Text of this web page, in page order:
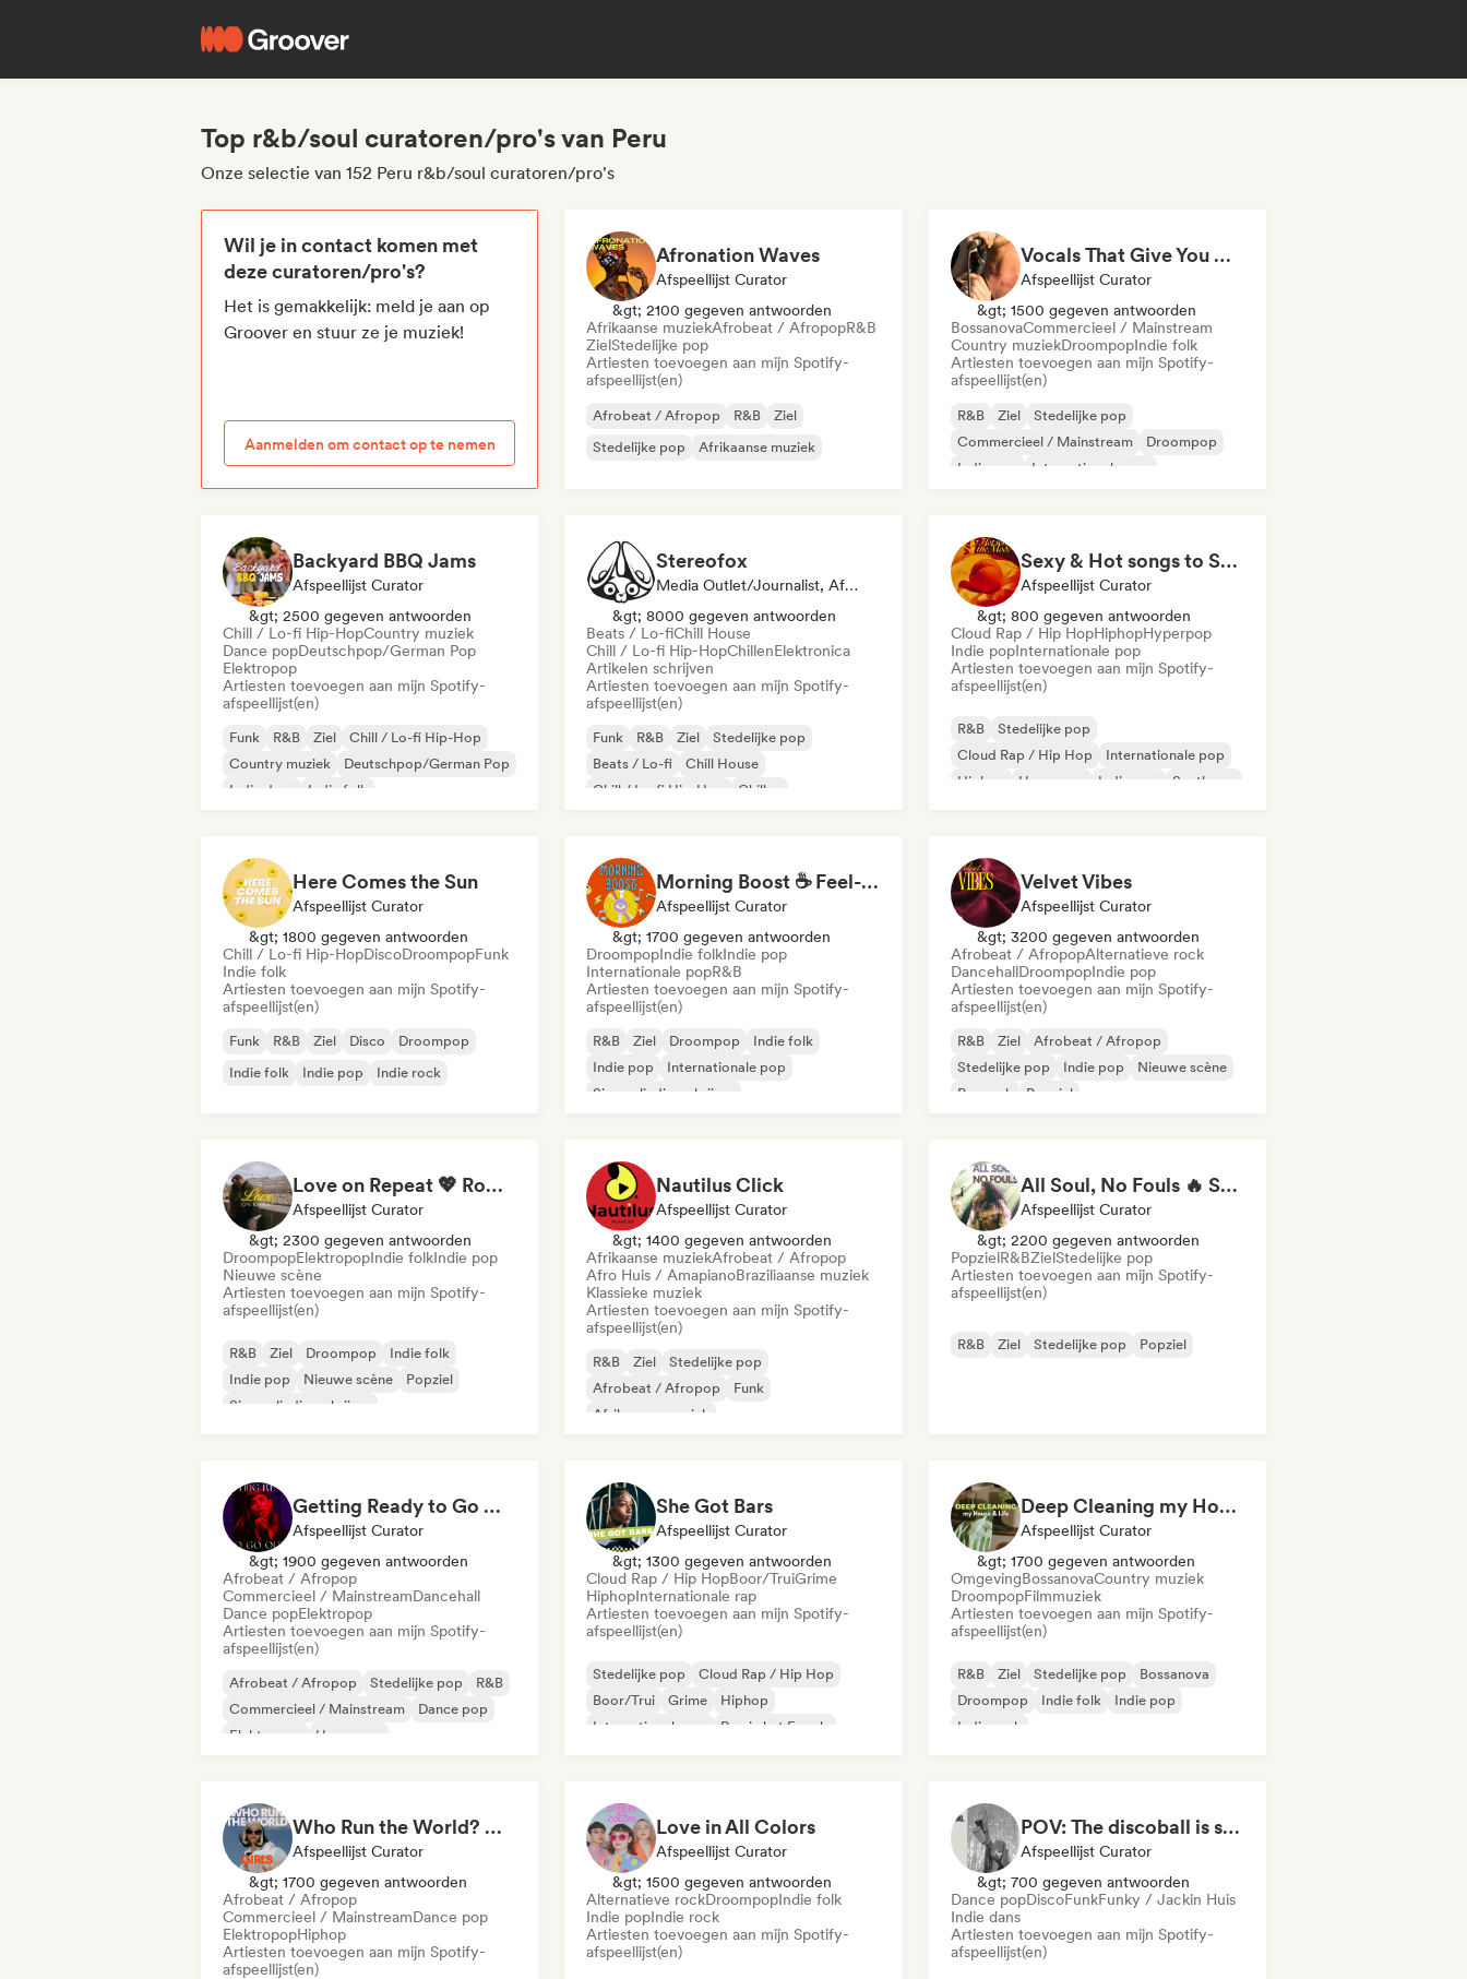
Top r&b/soul curatoren/pro's van Peru
Onze selectie van 152 Peru r&b/soul curatoren/pro's
Wil je in contact komen met
deze curatoren/pro's?
Het is gemakkelijk: meld je aan op
Groover en stuur ze je muziek!
Aanmelden om contact op te nemen
Afronation Waves
Afspeellijst Curator
&gt; 2100 gegeven antwoorden
Afrikaanse muziekAfrobeat / AfropopR&B
ZielStedelijke pop
Artiesten toevoegen aan mijn Spotify-
afspeellijst(en)
Afrobeat / Afropop R&B
Ziel
Stedelijke pop
Afrikaanse muziek
Vocals That Give You Chills
Afspeellijst Curator
&gt; 1500 gegeven antwoorden
BossanovaCommercieel / Mainstream
Country muziekDroompopIndie folk
Artiesten toevoegen aan mijn Spotify-
afspeellijst(en)
R&B Ziel
Stedelijke pop
Commercieel / Mainstream
Droompop
Indie pop
Internationale pop
Backyard BBQ Jams
Afspeellijst Curator
&gt; 2500 gegeven antwoorden
Chill / Lo-fi Hip-HopCountry muziek
Dance popDeutschpop/German Pop
Elektropop
Artiesten toevoegen aan mijn Spotify-
afspeellijst(en)
Funk R&B Ziel
Chill / Lo-fi Hip-Hop
Country muziek
Deutschpop/German Pop
Indie dans
Indie folk
Stereofox
Media Outlet/Journalist, Afspeellijst Curator
&gt; 8000 gegeven antwoorden
Beats / Lo-fiChill House
Chill / Lo-fi Hip-HopChillenElektronica
Artikelen schrijven
Artiesten toevoegen aan mijn Spotify-
afspeellijst(en)
Funk R&B Ziel
Stedelijke pop
Beats / Lo-fi
Chill House
Chill / Lo-fi Hip-Hop
Chillen
Sexy & Hot songs to Set the Mood 🥀 🥵
Afspeellijst Curator
&gt; 800 gegeven antwoorden
Cloud Rap / Hip HopHiphopHyperpop
Indie popInternationale pop
Artiesten toevoegen aan mijn Spotify-
afspeellijst(en)
R&B
Stedelijke pop
Cloud Rap / Hip Hop
Internationale pop
Hiphop
Hyperpop Indie pop Synthpop
Here Comes the Sun
Afspeellijst Curator
&gt; 1800 gegeven antwoorden
Chill / Lo-fi Hip-HopDiscoDroompopFunk
Indie folk
Artiesten toevoegen aan mijn Spotify-
afspeellijst(en)
Funk R&B Ziel Disco
Droompop
Indie folk
Indie pop Indie rock
Morning Boost ☕ Feel-Good Funk, Soul & Neo-Soul to Wake Up
Afspeellijst Curator
&gt; 1700 gegeven antwoorden
DroompopIndie folkIndie pop
Internationale popR&B
Artiesten toevoegen aan mijn Spotify-
afspeellijst(en)
R&B Ziel Droompop
Indie folk
Indie pop
Internationale pop
Singer-liedjesschrijver
Velvet Vibes
Afspeellijst Curator
&gt; 3200 gegeven antwoorden
Afrobeat / AfropopAlternatieve rock
DancehallDroompopIndie pop
Artiesten toevoegen aan mijn Spotify-
afspeellijst(en)
R&B Ziel
Afrobeat / Afropop
Stedelijke pop
Indie pop
Nieuwe scène
Poprock
Popziel
Love on Repeat 💖 Romantic Indie Pop, Neo Soul & Singer-Songwriter
Afspeellijst Curator
&gt; 2300 gegeven antwoorden
DroompopElektropopIndie folkIndie pop
Nieuwe scène
Artiesten toevoegen aan mijn Spotify-
afspeellijst(en)
R&B Ziel Droompop
Indie folk
Indie pop
Nieuwe scène
Popziel
Singer-liedjesschrijver
Nautilus Click
Afspeellijst Curator
&gt; 1400 gegeven antwoorden
Afrikaanse muziekAfrobeat / Afropop
Afro Huis / AmapianoBraziliaanse muziek
Klassieke muziek
Artiesten toevoegen aan mijn Spotify-
afspeellijst(en)
R&B Ziel
Stedelijke pop
Afrobeat / Afropop
Funk
Afrikaanse muziek
All Soul, No Fouls 🔥 Smooth Contemporary R&B & Neo Soul
Afspeellijst Curator
&gt; 2200 gegeven antwoorden
PopzielR&BZielStedelijke pop
Artiesten toevoegen aan mijn Spotify-
afspeellijst(en)
R&B Ziel Stedelijke pop Popziel
Getting Ready to Go Out 🍒💋
Afspeellijst Curator
&gt; 1900 gegeven antwoorden
Afrobeat / Afropop
Commercieel / MainstreamDancehall
Dance popElektropop
Artiesten toevoegen aan mijn Spotify-
afspeellijst(en)
Afrobeat / Afropop Stedelijke pop
R&B
Commercieel / Mainstream
Dance pop
Elektropop
Hyperpop
She Got Bars
Afspeellijst Curator
&gt; 1300 gegeven antwoorden
Cloud Rap / Hip HopBoor/TruiGrime
HiphopInternationale rap
Artiesten toevoegen aan mijn Spotify-
afspeellijst(en)
Stedelijke pop
Cloud Rap / Hip Hop
Boor/Trui
Grime
Hiphop
Internationale rap
Rap in het Engels
Deep Cleaning my House and Life 🫧 Bedroom Pop & Indie Pop
Afspeellijst Curator
&gt; 1700 gegeven antwoorden
OmgevingBossanovaCountry muziek
DroompopFilmmuziek
Artiesten toevoegen aan mijn Spotify-
afspeellijst(en)
R&B Ziel Stedelijke pop
Bossanova
Droompop
Indie folk
Indie pop
Indie rock
Who Run the World? Girls! 🔥 Female Empowerment Pop & Girl-Power Anthems
Afspeellijst Curator
&gt; 1700 gegeven antwoorden
Afrobeat / Afropop
Commercieel / MainstreamDance pop
ElektropopHiphop
Artiesten toevoegen aan mijn Spotify-
afspeellijst(en)
Love in All Colors
Afspeellijst Curator
&gt; 1500 gegeven antwoorden
Alternatieve rockDroompopIndie folk
Indie popIndie rock
Artiesten toevoegen aan mijn Spotify-
afspeellijst(en)
POV: The discoball is spinning, and you’re the star
Afspeellijst Curator
&gt; 700 gegeven antwoorden
Dance popDiscoFunkFunky / Jackin Huis
Indie dans
Artiesten toevoegen aan mijn Spotify-
afspeellijst(en)